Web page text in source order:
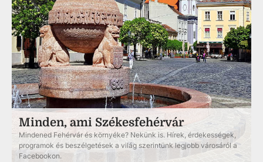
Minden, ami Székesfehérvár
Mindened Fehérvár és környéke? Nekünk is. Hírek, érdekességek,
programok és beszélgetések a világ szerintünk legjobb városáról a
Facebookon.